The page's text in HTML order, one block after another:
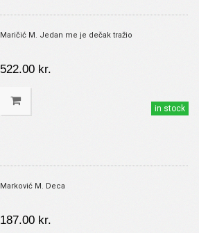
Maričić M. Jedan me je dečak tražio
522.00 kr.
in stock
Marković M. Deca
187.00 kr.